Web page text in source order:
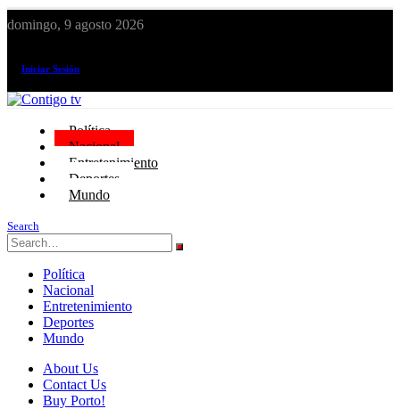
domingo, 9 agosto 2026
Iniciar Sesión
Política
Nacional
Entretenimiento
Deportes
Mundo
Search
Política
Nacional
Entretenimiento
Deportes
Mundo
About Us
Contact Us
Buy Porto!